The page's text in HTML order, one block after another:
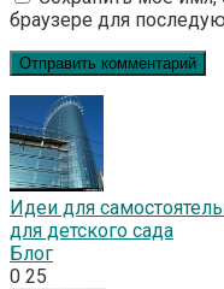
браузере для
Идеи для
для детского сада
Блог
0 25